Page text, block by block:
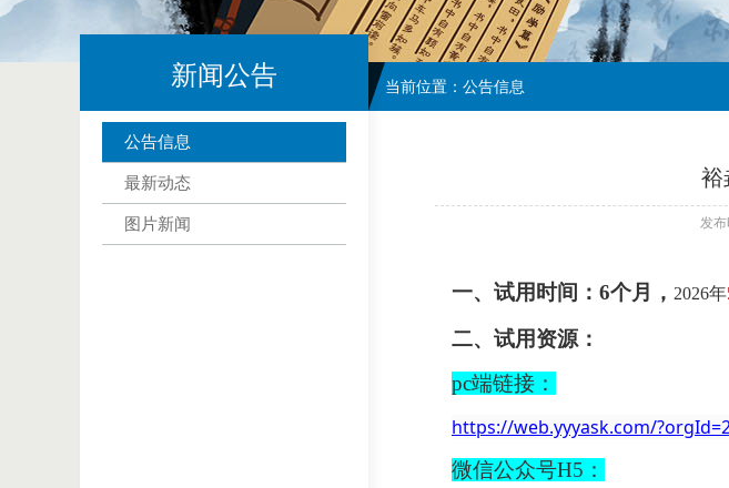
新闻公告
公告信息
最新动态
图片新闻
当前位置： 公告信息
裕
发
一、 试用时间： 6个月， 2026年
二、 试用资源：
pc端链接：
https://web.yyyask.com/
微信公众号H5：